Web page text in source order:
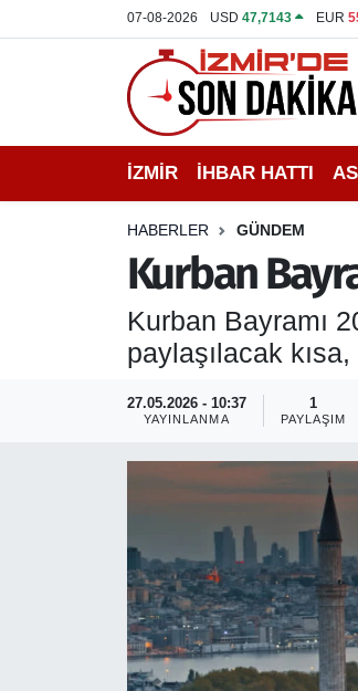
07-08-2026 USD47,7143 EUR
İZMİR İHBAR HATTI
HABERLER GÜNDEM
Kurban
Kurban Bayramı
paylaşılacak
27.05.2026 - 10:37
YAYINLANMA
1
PAYLAŞIM
İHBAR HATTI
DEPREM
EKONOMİ
SİYASET
İzmir Nöbetçi Eczaneler
İzmir Hava Durumu
İzmir Namaz Vakitleri
İzmir Trafik Yoğunluk Haritası
Puan Durumu ve Fikstür
Tüm Manşetler
Son Dakika Haberleri
Haber Arşivi